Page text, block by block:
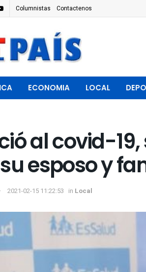
Columnistas Contactenos
ECONOMIA LOCAL
al covid-
esposo y
2021-02-15 11:22:53 in Local